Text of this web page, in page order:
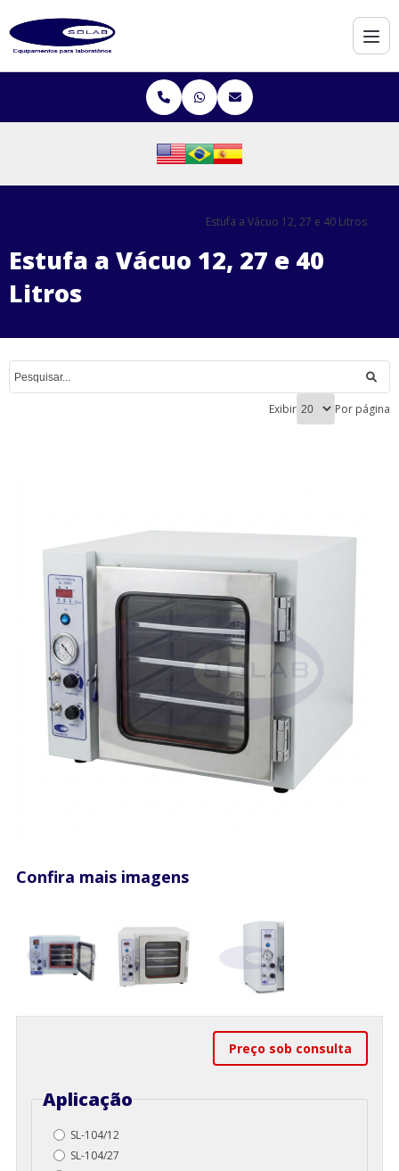
Estufa a Vácuo 12, 27 e 40 Litros
Estufa a Vácuo 12, 27 e 40
Litros
Exibir Por página
Confira mais imagens
Preço sob consulta
Aplicação
SL-104/12
SL-104/27